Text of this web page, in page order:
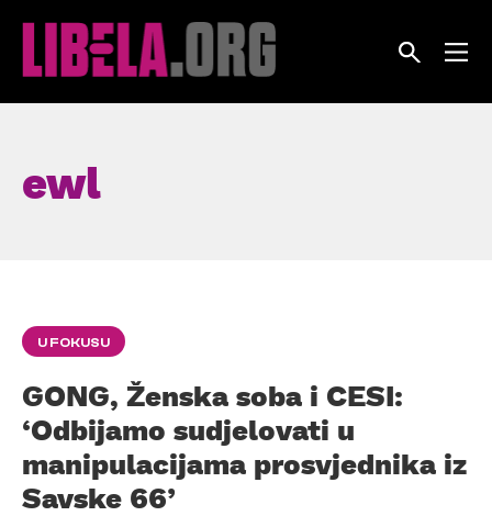
ewl
U FOKUSU
GONG, Ženska soba i CESI:
‘Odbijamo sudjelovati u
manipulacijama prosvjednika iz
Savske 66’